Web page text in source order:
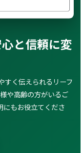
と信頼に変
すく伝えられるリーフ
や高齢の方がいるご
にもお役立てくださ